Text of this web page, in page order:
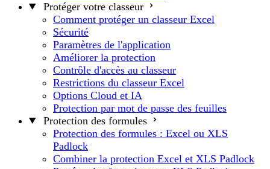
Protéger votre classeur
Comment protéger un classeur Excel
Sécurité
Paramètres de l'application
Améliorer la protection
Contrôle d'accès au classeur
Restrictions du classeur Excel
Options Cloud et IA
Protection par mot de passe des feuilles
Protection des formules
Protection des formules : Excel ou XLS
Padlock
Combiner la protection Excel et XLS Padlock